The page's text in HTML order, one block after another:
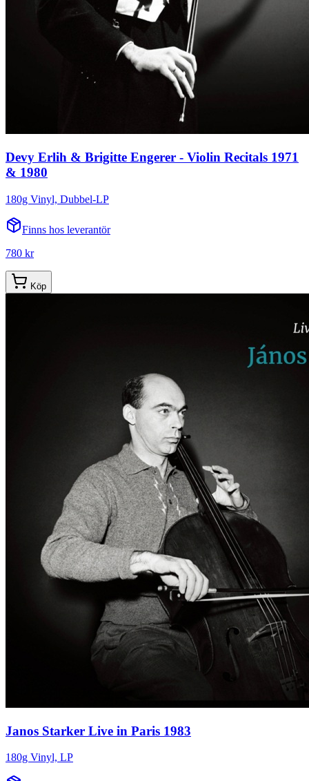
Devy Erlih & Brigitte Engerer - Violin Recitals 1971
& 1980
180g Vinyl, Dubbel-LP
Finns hos leverantör
780 kr
Köp
Janos Starker Live in Paris 1983
180g Vinyl, LP